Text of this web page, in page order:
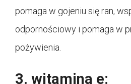
pomaga w gojeniu się ran,
odpornościowy i pomaga w
pożywienia.
3. witamina e: